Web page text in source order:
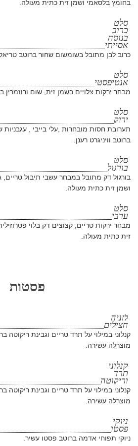
בחומץ בלסאמי ושמן זית כתית מעולה.
סלט
כרוב
בנוסח
אסייתי
כרוב לבן מתובל בשומשום שחור ברוטב
סלט
אנטיפסטי
מבחר ירקות צלויים בשמן זית, שום ורוזמרין
סלט
ירוק
תערובת חסות מובחרות ,עלי בייבי , עגבניות
ברוטב וויניגרט רענן.
סלט
בורגול
בורגול דק מתובל במבחר עשבי תיבול טריים,
ושמן זית כתית מעולה.
סלט
ערבי
מבחר ירקות טריים, קצוצים דק בלוי
זית כתית מעולה.
פסטות
לזניה
חצילים
קנלוני במילוי על תרד טריים וגבינת ריקוטה
מוצרלה עשירה.
קנלוני
תרד
וריקוטה
קנלוני במילוי על תרד טריים וגבינת ריקוטה
מוצרלה עשירה.
ניוקי
פסטו
ניוקי תפוחי אדמה ברוטב פסטו עשיר.